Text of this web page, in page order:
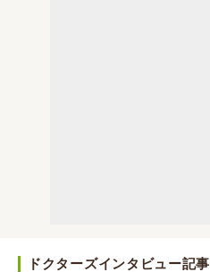
ドクターズインタビュー記事